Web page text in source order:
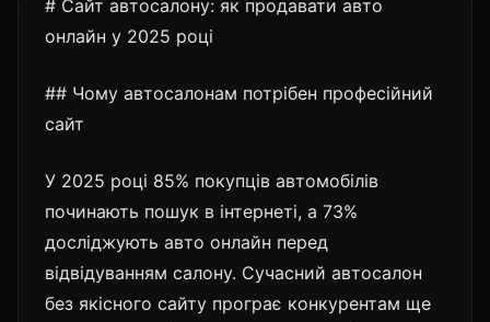
# Сайт автосалону: як продавати авто
онлайн у 2025 році
## Чому автосалонам потрібен професійний
сайт
У 2025 році 85% покупців автомобілів
починають пошук в інтернеті, а 73%
досліджують авто онлайн перед
відвідуванням салону. Сучасний автосалон
без якісного сайту програє конкурентам ще